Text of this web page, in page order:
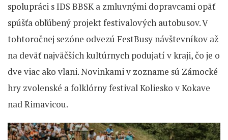
spolupráci s IDS BBSK a zmluvnými dopravcami opäť
spúšťa obľúbený projekt festivalových autobusov. V
tohtoročnej sezóne odvezú FestBusy návštevníkov až
na deväť najväčších kultúrnych podujatí v kraji, čo je o
dve viac ako vlani. Novinkami v zozname sú Zámocké
hry zvolenské a folklórny festival Koliesko v Kokave
nad Rimavicou.